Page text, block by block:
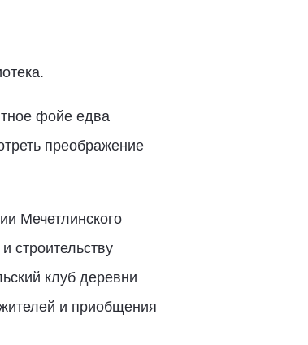
фойе едва
преображение
Мечетлинского
строительству
клуб деревни
и приобщения